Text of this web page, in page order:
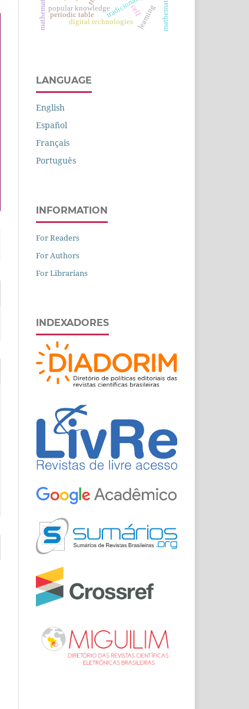
popular knowledge
digital technologies
celllearning
periodic table
LANGUAGE
English
Español
Français
Português
INFORMATION
For Readers
For Authors
For Librarians
INDEXADORES